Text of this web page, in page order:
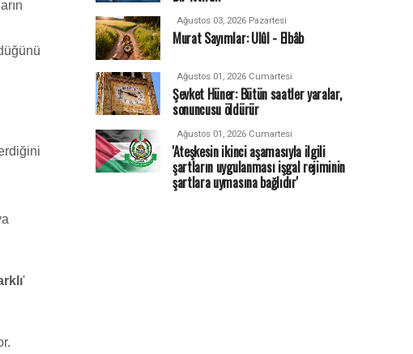
'
Ağustos 03, 2026 Pazartesi
Murat Sayımlar: Ulûl - Elbâb
Ağustos 01, 2026 Cumartesi
Şevket Hüner: Bütün saatler yaralar,
sonuncusu öldürür
Ağustos 01, 2026 Cumartesi
'Ateşkesin ikinci aşamasıyla ilgili
şartların uygulanması işgal rejiminin
şartlara uymasına bağlıdır'